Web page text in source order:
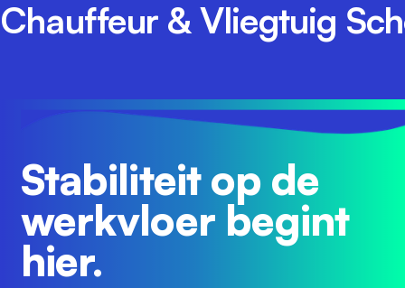
Chauffeur & Vliegtuig
Stabiliteit op de
werkvloer begint
hier.